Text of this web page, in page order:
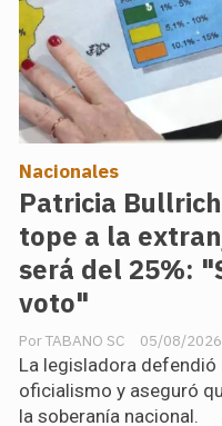
Patricia
tope a la
será del 25%:
voto"
TABANO SC
Nacionales
05/08/2026
La legisladora
oficialismo y aseguró
la soberanía nacional.